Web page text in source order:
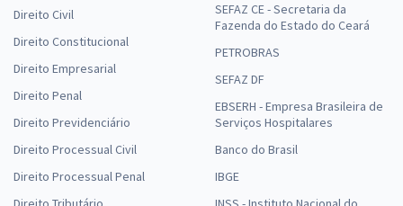
Direito Civil
Direito Constitucional
Direito Empresarial
Direito Penal
Direito Previdenciário
Direito Processual Civil
Direito Processual Penal
SEFAZ CE - Secretaria da
Fazenda do Estado do Ceará
PETROBRAS
SEFAZ DF
EBSERH - Empresa Brasileira de
Serviços Hospitalares
Banco do Brasil
IBGE